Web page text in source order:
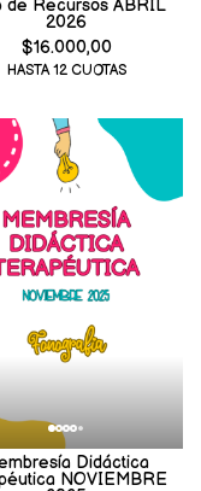
de Recursos ABRIL
2026
$16.000,00
HASTA 12 CUOTAS
Didáctica
NOVIEMBRE